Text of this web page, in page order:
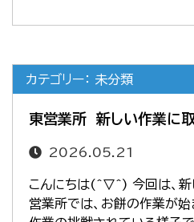
カテゴリー： 未分類
東営業所 新しい作業に
2026.05.21
こんにちは(^▽^) 今回は、新
営業所では、お餅の作業が始